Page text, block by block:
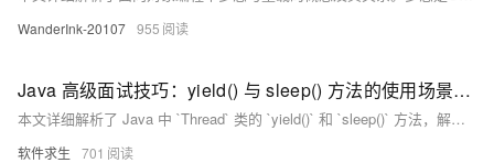
WanderInk-20107 955
Java 高级面试技巧：yield() 与 sleep() 方法的使用场景和区别
本文详细解析了 Java 中 `Thread` 类的 `yield()` 和 `sleep()` 方法，解释了它们的作用、区别及为什么是静态方法。`yield()` 让当前线程释放 CPU 时间片，给其他同等优先级线程运行机会，但不保证暂停；`sleep()` 则让线程进入休眠状态，指定时间后继续执行。两者都是静态方法，因为它们影响线程调度机制而非单一线程行为。这些知识点在面试中常被提及，掌握它们有助于更好地应对多线程编程问题。
软件求生 701